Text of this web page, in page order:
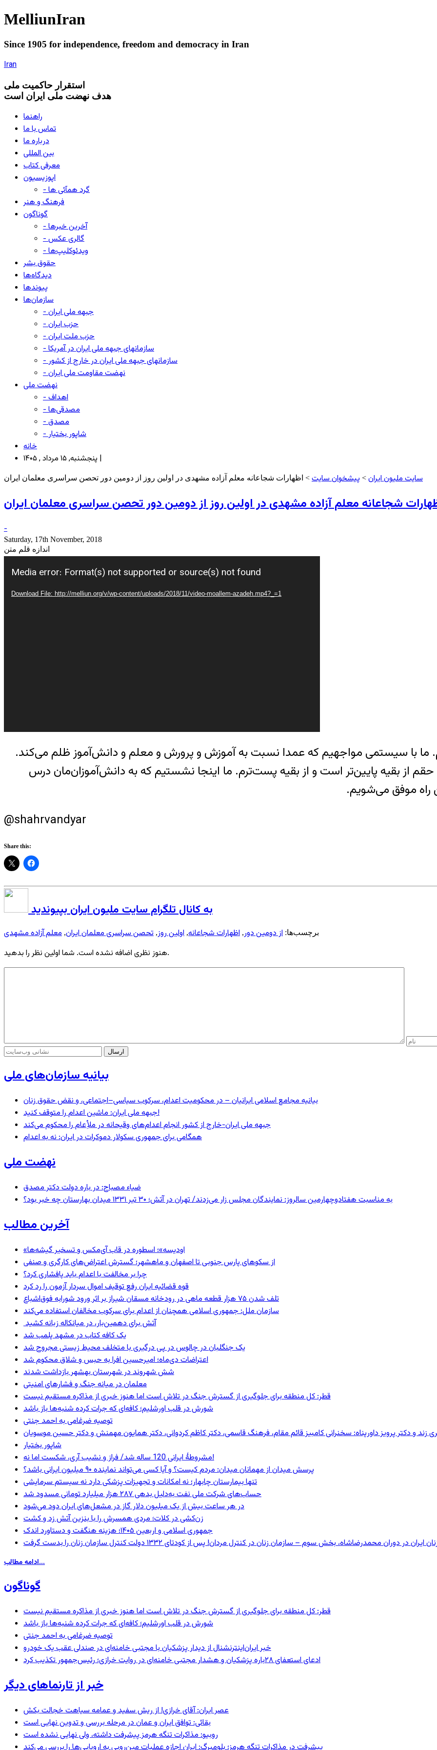
MelliunIran
Since 1905 for independence, freedom and democracy in Iran
Iran
استقرار حاکميت ملی
هدف نهضت ملی ایران است
راهنما
تماس با ما
درباره ما
بین المللی
معرفی کتاب
اپوزیسیون
- گرد همآئی ها
فرهنگ و هنر
گوناگون
- آخرین خبرها
- گالری عکس
- ویدئوکلیپ‌ها
حقوق بشر
دیدگاه‌ها
پیوندها
سازمان‌ها
- جبهه ملی ایران
- حزب ایران
- حزب ملت ایران
- سازمانهای جبهه ملی ایران در آمریکا
- سازمانهای جبهه ملی ایران در خارج از کشور
- نهضت مقاومت ملی ایران
نهضت ملی
- اهداف
- مصدقی‌ها
- مصدق
- شاپور بختیار
خانه
پنجشنبه, ۱۵ مرداد , ۱۴۰۵ |
سایت ملیون ایران > پیشخوان سایت > اظهارات شجاعانه معلم آزاده مشهدی در اولین روز از دومین ‌دور تحصن سراسری معلمان ایران
شجاعانه معلم آزاده مشهدی در اولین روز از دومین ‌دور تحصن سراسری معلمان ایران
-
Saturday, 17th November, 2018
اندازه قلم متن
Player
Media error: Format(s) not supported or source(s) not found
Download File: http://melliun.org/v/wp-content/uploads/2018/11/video-moallem-azadeh.mp4?_=1
با سیستمی مواجهیم که عمدا نسبت به آموزش و پرورش و معلم و دانش‌آموز ظلم می‌کند.
از بقیه پایین‌تر است و از بقیه پست‌ترم. ما اینجا نشستیم که به دانش‌آموزان‌مان درس
موفق می‌شویم.
@shahrvandyar
Share this:
به کانال تلگرام سایت ملیون ایران بپیوندید
برچسب‌ها: از دومین ‌دور, اظهارات شجاعانه, اولین روز, تحصن سراسری معلمان ایران, معلم آزاده مشهدی
هنوز نظری اضافه نشده است. شما اولین نظر را بدهید.
بیانیه سازمان‌های ملی
بیانیه مجامع اسلامی ایرانیان – در محکومیت اعدام، سرکوب سیاسی–اجتماعی، و نقض حقوق زنان
جبهه ملی ایران: ماشین اعدام را متوقف کنید!
جبهه ملی ایران-خارج از کشور انجام اعدام‌های وقیحانه در ملأِعام را محکوم می‌کند
همگامی برای جمهوری سکولار دموکرات در ایران: نه به اعدام
نهضت ملی
ضیاء مصباح: در باره دولت دکتر مصدق
به مناسبت هفتادوچهارمین سالروز: نمایندگان مجلس زار می‌زدند/ تهران در آتش؛ ۳۰ تیر ۱۳۳۱ میدان بهارستان چه خبر بود؟
آخرین مطالب
«اودیسه»؛ اسطوره در قاب آی‌مکس و تسخیر گیشه‌ها
از سکوهای پارس جنوبی تا اصفهان و ماهشهر؛ گسترش اعتراض‌های کارگری و صنفی
چرا بر مخالفت با اعدام باید پافشاری کرد؟
قوه قضائیه ایران رفع توقیف اموال سردار آزمون را رد کرد
تلف شدن ۷۵ هزار قطعه ماهی در رودخانه مسقان شیراز بر اثر ورود شورابه فوق‌اشباع
سازمان ملل: جمهوری اسلامی همچنان از اعدام برای سرکوب مخالفان استفاده می‌کند
آتش برای دهمین‌بار، در میانکاله زبانه کشید
یک کافه کتاب در مشهد پلمب شد
یک جنگلبان در چالوس در پی درگیری با متخلف محیط زیستی مجروح شد
اعتراضات دی‌ماه؛ امیرحسین افرا به حبس و شلاق محکوم شد
شش شهروند در شهرستان بهشهر بازداشت شدند
معلمان در میانه جنگ و فشارهای امنیتی
قطر: کل منطقه برای جلوگیری از گسترش جنگ در تلاش است اما هنوز خبری از مذاکره مستقیم نیست
شورش در قلب اورشلیم؛ کافه‌ای که جرات کرده شنبه‌ها باز باشد
توصیه ضرغامی به احمد جنتی
زند و دکتر پرویز داورپناه: سخنرانی کامبیز قائم مقام، فرهنگ قاسمی، دکتر کاظم کردوانی، دکتر همایون مهمنش و دکتر حسین موسویان
شاپور بختیار
مشروطۀ ایرانی 120 ساله شد/ فراز و نشیب آری، شکست اما نه!
پرسش میدان از مهمانان میدان: مردم کیست؟ و آیا کسی می‌تواند نماینده ۹۰ میلیون ایرانی باشد؟
تنها بیمارستان چابهار؛ نه امکانات و تجهیزات پزشکی دارد نه سیستم سرمایشی
حساب‌های شرکت ملی نفت به‌دلیل بدهی ۲۸۷ هزار میلیارد تومانی مسدود شد
در هر ساعت بیش از یک میلیون دلار گاز در مشعل‌های ایران دود می‌شود
زن‌کشی در کلات؛ مردی همسرش را با بنزین آتش زد و کشت
جمهوری اسلامی و اربعین ۱۴۰۵؛ هزینه هنگفت و دستاورد اندک
ادامه مطالب...
گوناگون
قطر: کل منطقه برای جلوگیری از گسترش جنگ در تلاش است اما هنوز خبری از مذاکره مستقیم نیست
شورش در قلب اورشلیم؛ کافه‌ای که جرات کرده شنبه‌ها باز باشد
توصیه ضرغامی به احمد جنتی
خبر ایران‌اینترنشنال از دیدار پزشکیان با مجتبی خامنه‌ای در صندلی عقب یک خودرو
ادعای استعفای ۲۸باره پزشکیان و هشدار مجتبی خامنه‌ای در روایت خرازی؛ رئیس‌جمهور تکذیب کرد
خبر از تارنماهای دیگر
عصر ایران: آقای خرازی! از ریش سفید و عمامه سیاهت خجالت بکش
بقائی: توافق ایران و عمان در مرحله بررسی و تدوین نهایی است
روبیو: مذاکرات تنگه هرمز پیشرفت داشته، ولی نهایی نشده است
پیشرفت در مذاکرات تنگه هرمز؛ بلومبرگ: ایران اجازه عملیات مین‌روبی به اروپایی‌ها را بررسی می‌کند